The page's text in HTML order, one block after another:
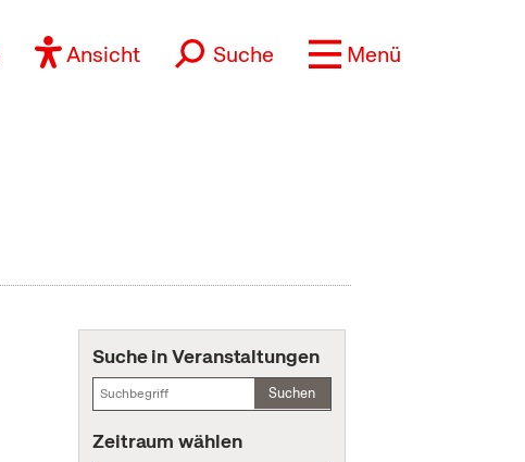
Ansicht Suche Menü
Suche in Veranstaltungen
Suchen
Zeitraum wählen